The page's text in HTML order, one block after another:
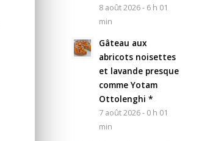
8 août 2026 - 6 h 01
min
Gâteau aux
abricots noisettes
et lavande presque
comme Yotam
Ottolenghi *
7 août 2026 - 0 h 01
min